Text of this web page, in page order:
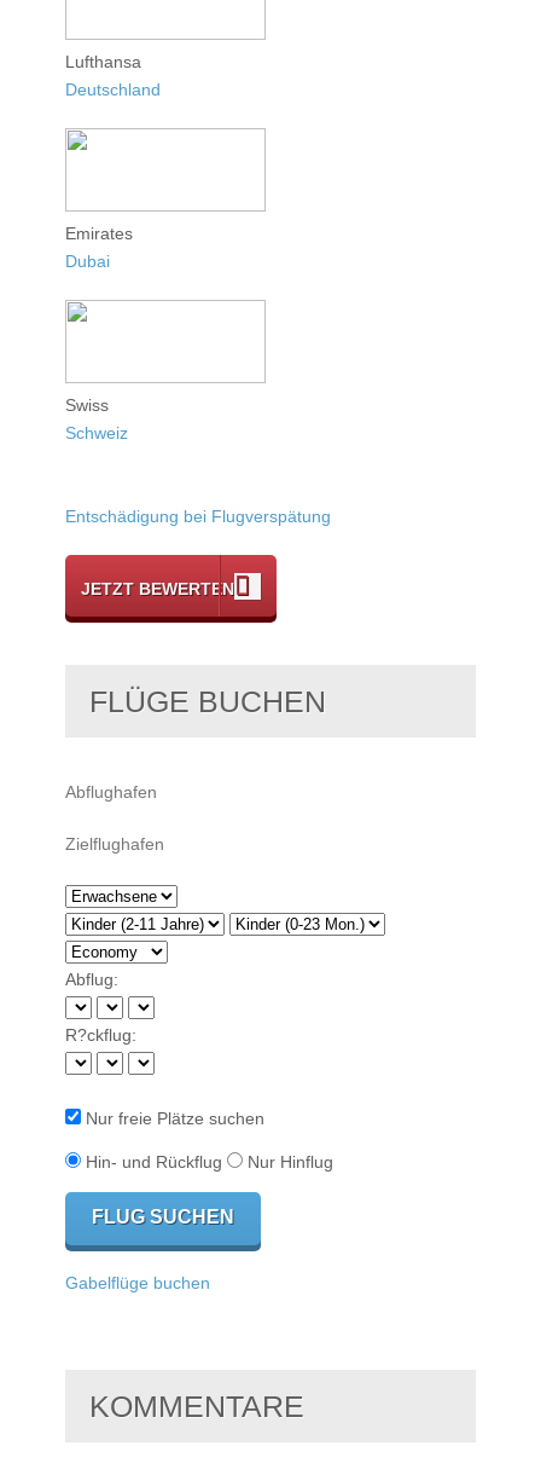
Lufthansa
Deutschland
Emirates
Dubai
Swiss
Schweiz
Entschädigung bei Flugverspätung
JETZT BEWERTEN
FLÜGE BUCHEN
Abflug:
R?ckflug:
Nur freie Plätze suchen
Hin- und Rückflug Nur Hinflug
Gabelflüge buchen
KOMMENTARE